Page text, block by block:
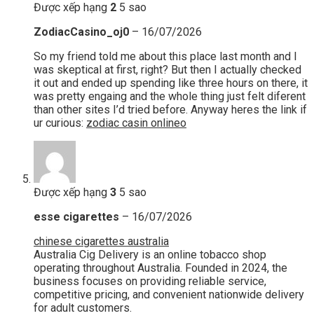
Được xếp hạng 2 5 sao
ZodiacCasino_oj0 – 16/07/2026
So my friend told me about this place last month and I
was skeptical at first, right? But then I actually checked
it out and ended up spending like three hours on there, it
was pretty engaing and the whole thing just felt diferent
than other sites I’d tried before. Anyway heres the link if
ur curious: zodiac casin onlineo
Được xếp hạng 3 5 sao
esse cigarettes – 16/07/2026
chinese cigarettes australia
Australia Cig Delivery is an online tobacco shop
operating throughout Australia. Founded in 2024, the
business focuses on providing reliable service,
competitive pricing, and convenient nationwide delivery
for adult customers.